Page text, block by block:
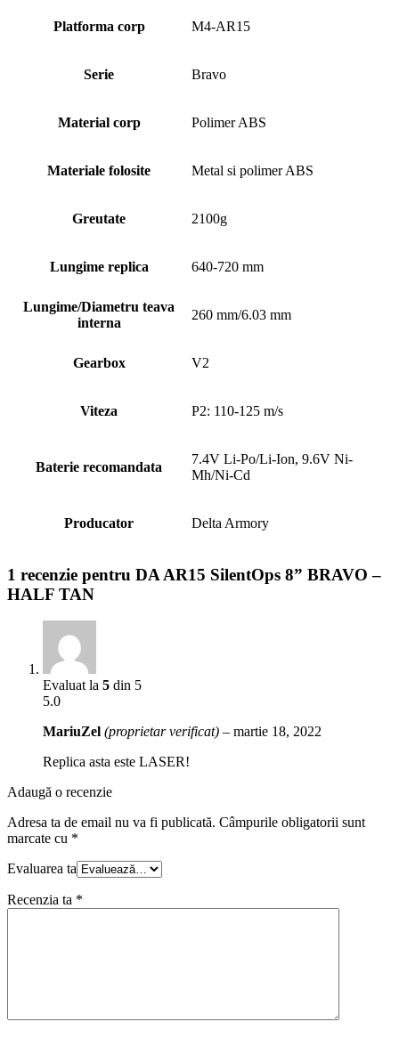
Platforma corp M4-AR15
Serie Bravo
Material corp Polimer ABS
Materiale folosite Metal si polimer ABS
Greutate 2100g
Lungime replica 640-720 mm
Lungime/Diametru teava
interna
260 mm/6.03 mm
Gearbox V2
Viteza P2: 110-125 m/s
Baterie recomandata
7.4V Li-Po/Li-Ion, 9.6V Ni-
Mh/Ni-Cd
Producator Delta Armory
1 recenzie pentru DA AR15 SilentOps 8” BRAVO –
HALF TAN
Evaluat la 5 din 5
5.0
MariuZel (proprietar verificat) – martie 18, 2022
Replica asta este LASER!
Adaugă o recenzie
Adresa ta de email nu va fi publicată. Câmpurile obligatorii sunt
marcate cu *
Evaluarea ta
Recenzia ta *